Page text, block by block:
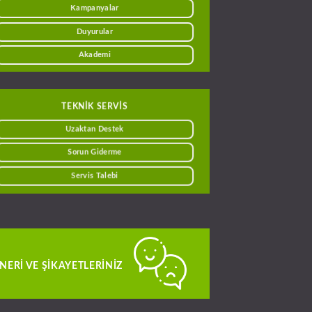
Kampanyalar
Duyurular
Akademi
TEKNİK SERVİS
Uzaktan Destek
Sorun Giderme
Servis Talebi
VE ŞIKAYETLERINIZ